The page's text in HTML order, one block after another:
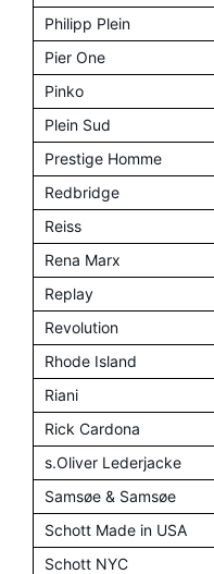
Philipp Plein
Pier One
Pinko
Plein Sud
Prestige Homme
Redbridge
Reiss
Rena Marx
Replay
Revolution
Rhode Island
Riani
Rick Cardona
s.Oliver Lederjacke
Samsøe & Samsøe
Schott Made in USA
Schott NYC